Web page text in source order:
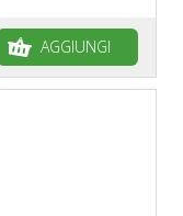
AGGIUNGI